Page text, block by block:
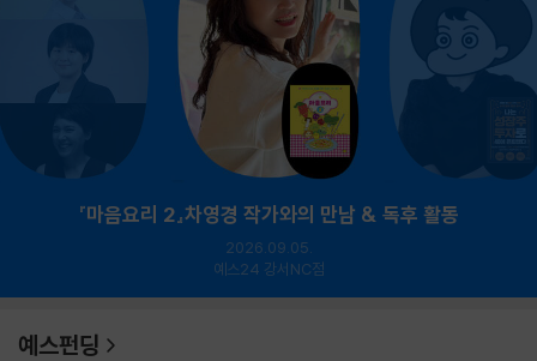
『마음요리 2』차영경 작가와의 만남 & 독후 활동
2026.09.05.
예스24 강서NC점
예스펀딩